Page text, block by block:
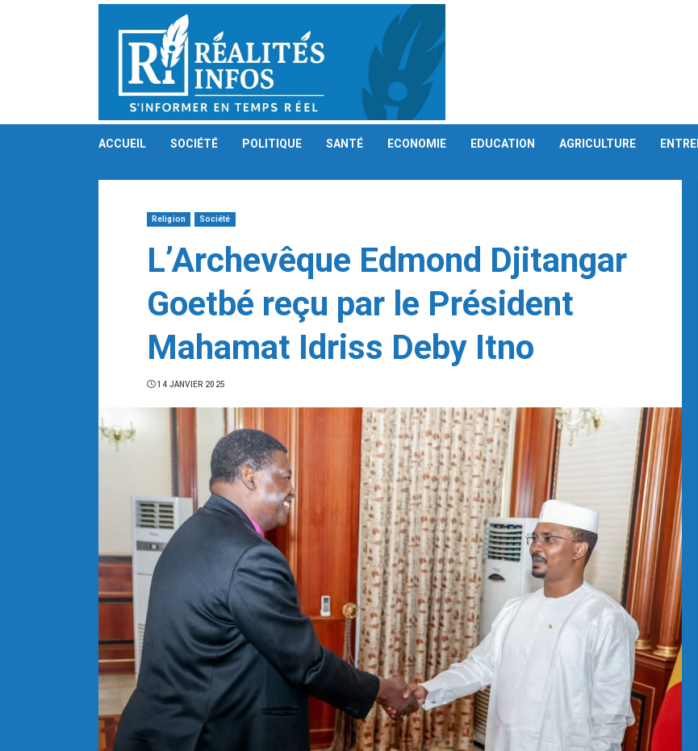
ACCUEIL SOCIÉTÉ POLITIQUE SANTÉ ECONOMIE EDUCATION AGRICULTURE
Religion Société
L’Archevêque Edmond Djitangar
Goetbé reçu par le Président
Mahamat Idriss Deby Itno
14 JANVIER 2025